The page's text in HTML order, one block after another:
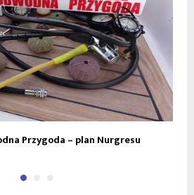
Przygoda – plan Nurgresu